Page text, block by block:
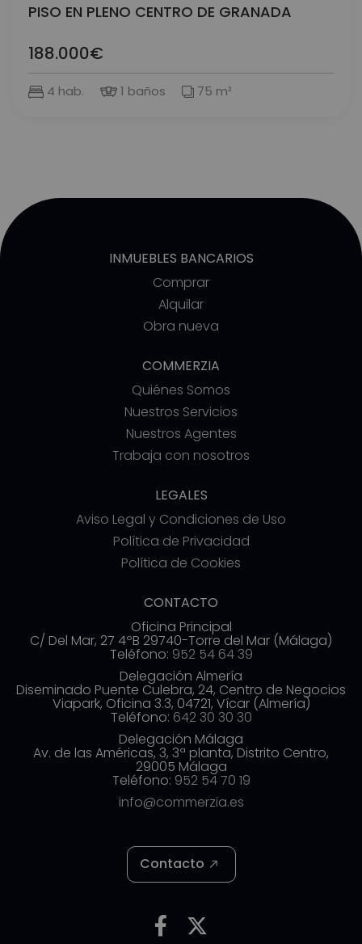
PISO EN PLENO CENTRO DE GRANADA
188.000€
4 hab. 1 baños 75 m²
INMUEBLES BANCARIOS
Comprar
Alquilar
Obra nueva
COMMERZIA
Quiénes Somos
Nuestros Servicios
Nuestros Agentes
Trabaja con nosotros
LEGALES
Aviso Legal y Condiciones de Uso
Política de Privacidad
Política de Cookies
CONTACTO
Oficina Principal
C/ Del Mar, 27 4ºB 29740-Torre del Mar (Málaga)
Teléfono: 952 54 64 39
Delegación Almería
Diseminado Puente Culebra, 24, Centro de Negocios
Viapark, Oficina 3.3, 04721, Vícar (Almería)
Teléfono: 642 30 30 30
Delegación Málaga
Av. de las Américas, 3, 3ª planta, Distrito Centro,
29005 Málaga
Teléfono: 952 54 70 19
info@commerzia.es
Contacto